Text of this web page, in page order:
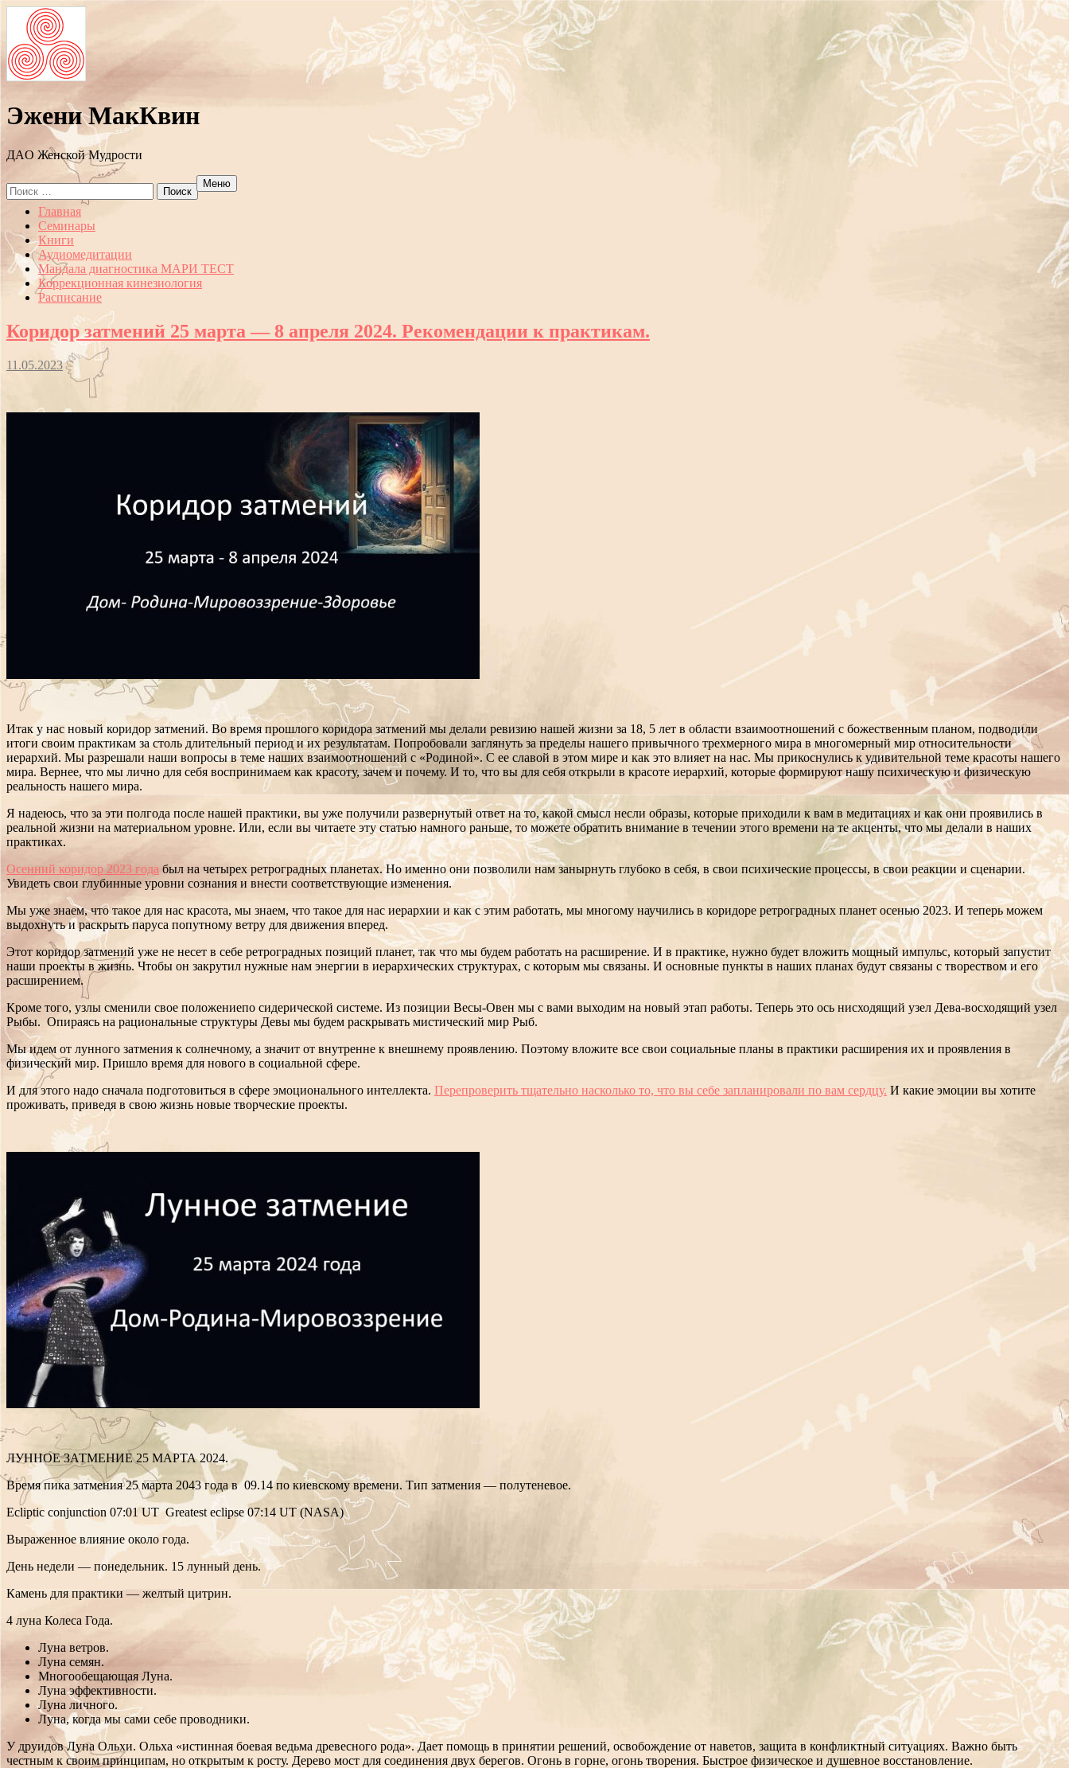
Эжени МакКвин
ДAO Женской Мудрости
Search
for:
Меню
Перейти
содержанию
Главная
Семинары
Книги
Аудиомедитации
Мандала диагностика МАРИ ТЕСТ
Коррекционная кинезиология
Расписание
Коридор затмений 25 марта — 8 апреля 2024. Рекомендации к практикам.
11.05.2023
Итак у нас новый коридор затмений. Во время прошлого коридора затмений мы делали ревизию нашей жизни за 18, 5 лет в области взаимоотношений с божественным планом, подводили
итоги своим практикам за столь длительный период и их результатам. Попробовали заглянуть за пределы нашего привычного трехмерного мира в многомерный мир относительности
иерархий. Мы разрешали наши вопросы в теме наших взаимоотношений с «Родиной». С ее славой в этом мире и как это влияет на нас. Мы прикоснулись к удивительной теме красоты нашего
мира. Вернее, что мы лично для себя воспринимаем как красоту, зачем и почему. И то, что вы для себя открыли в красоте иерархий, которые формируют нашу психическую и физическую
реальность нашего мира.
Я надеюсь, что за эти полгода после нашей практики, вы уже получили развернутый ответ на то, какой смысл несли образы, которые приходили к вам в медитациях и как они проявились в
реальной жизни на материальном уровне. Или, если вы читаете эту статью намного раньше, то можете обратить внимание в течении этого времени на те акценты, что мы делали в наших
практиках.
Осенний коридор 2023 года был на четырех ретроградных планетах. Но именно они позволили нам занырнуть глубоко в себя, в свои психические процессы, в свои реакции и сценарии.
Увидеть свои глубинные уровни сознания и внести соответствующие изменения.
Мы уже знаем, что такое для нас красота, мы знаем, что такое для нас иерархии и как с этим работать, мы многому научились в коридоре ретроградных планет осенью 2023. И теперь можем
выдохнуть и раскрыть паруса попутному ветру для движения вперед.
Этот коридор затмений уже не несет в себе ретроградных позиций планет, так что мы будем работать на расширение. И в практике, нужно будет вложить мощный импульс, который запустит
наши проекты в жизнь. Чтобы он закрутил нужные нам энергии в иерархических структурах, с которым мы связаны. И основные пункты в наших планах будут связаны с твореством и его
расширением.
Кроме того, узлы сменили свое положениепо сидерической системе. Из позиции Весы-Овен мы с вами выходим на новый этап работы. Теперь это ось нисходящий узел Дева-восходящий узел
Рыбы. Опираясь на рациональные структуры Девы мы будем раскрывать мистический мир Рыб.
Мы идем от лунного затмения к солнечному, а значит от внутренне к внешнему проявлению. Поэтому вложите все свои социальные планы в практики расширения их и проявления в
физический мир. Пришло время для нового в социальной сфере.
И для этого надо сначала подготовиться в сфере эмоционального интеллекта. Перепроверить тщательно насколько то, что вы себе запланировали по вам сердцу. И какие эмоции вы хотите
проживать, приведя в свою жизнь новые творческие проекты.
ЛУННОЕ ЗАТМЕНИЕ 25 МАРТА 2024.
Время пика затмения 25 марта 2043 года в 09.14 по киевскому времени. Тип затмения — полутеневое.
Ecliptic conjunction 07:01 UT Greatest eclipse 07:14 UT (NASA)
Выраженное влияние около года.
День недели — понедельник. 15 лунный день.
Камень для практики — желтый цитрин.
4 луна Колеса Года.
Луна ветров.
Луна семян.
Многообещающая Луна.
Луна эффективности.
Луна личного.
Луна, когда мы сами себе проводники.
У друидов Луна Ольхи. Ольха «истинная боевая ведьма древесного рода». Дает помощь в принятии решений, освобождение от наветов, защита в конфликтный ситуациях. Важно быть
честным к своим принципам, но открытым к росту. Дерево мост для соединения двух берегов. Огонь в горне, огонь творения. Быстрое физическое и душевное восстановление.